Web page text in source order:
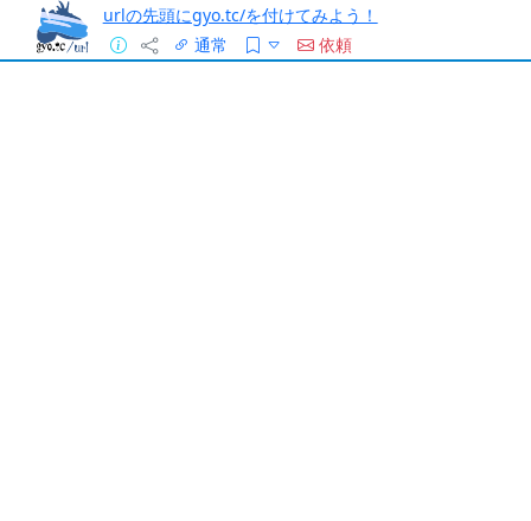
urlの先頭にgyo.tc/を付けてみよう！
通常
依頼